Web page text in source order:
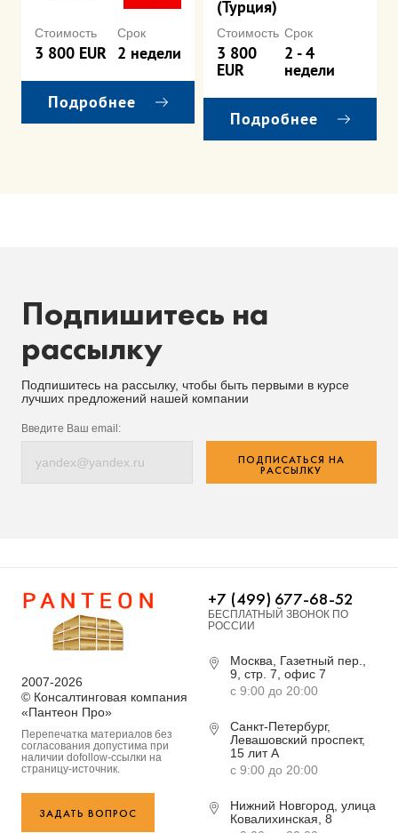
Стоимость
3 800 EUR
Срок
2 недели
Подробнее
(Турция)
Стоимость
3 800
EUR
Срок
2 - 4
недели
Подробнее
Подпишитесь на
рассылку
Подпишитесь на рассылку, чтобы быть первыми в курсе
лучших предложений нашей компании
Введите Ваш email:
ПОДПИСАТЬСЯ НА
РАССЫЛКУ
2007-2026
© Консалтинговая компания
«Пантеон Про»
Перепечатка материалов без
согласования допустима при
наличии dofollow-ссылки на
страницу-источник.
ЗАДАТЬ ВОПРОС
+7 (499) 677-68-52
БЕСПЛАТНЫЙ ЗВОНОК ПО
РОССИИ
Москва, Газетный пер.,
9, стр. 7, офис 7
с 9:00 до 20:00
Санкт-Петербург,
Левашовский проспект,
15 лит А
с 9:00 до 20:00
Нижний Новгород, улица
Ковалихинская, 8